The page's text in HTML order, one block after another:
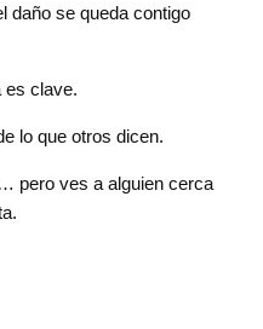
daño se queda contigo
es clave.
lo que otros dicen.
pero ves a alguien cerca